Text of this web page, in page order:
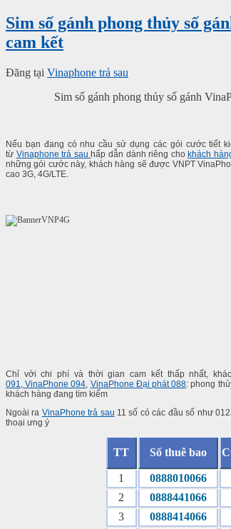
Sim số gánh phong thủy số
cam kết
Đăng tại Vinaphone trả sau
Sim số gánh phong thủy số gánh
Nếu bạn đang có nhu cầu sử dụng các gói cước tiết
từ Vinaphone trả sau hấp dẫn dành riêng cho khách
những gói cước này, khách hàng sẽ được VNPT
cao 3G, 4G/LTE.
Chỉ với chi phí và thời gian cam kết thấp nhất,
091, VinaPhone 094, VinaPhone Đại phát 088: phong
khách hàng đang tìm kiếm
Ngoài ra VinaPhone trả sau 11 số có các đầu số như
thoại ưng ý
TT Số thuê bao
1 0888010066
2
0888441066
3
0888414066